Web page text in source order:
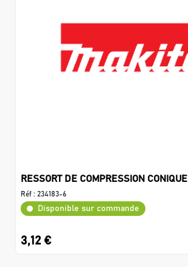
RESSORT DE COMPRESSION CONIQUE
Réf : 234183-6
Disponible sur commande
3,12 €